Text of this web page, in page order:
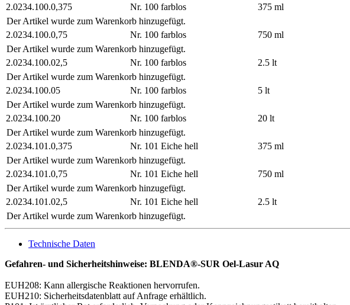
2.0234.100.0,375
Nr. 100 farblos 375 ml
Der Artikel wurde zum Warenkorb hinzugefügt.
2.0234.100.0,75
Nr. 100 farblos 750 ml
Der Artikel wurde zum Warenkorb hinzugefügt.
2.0234.100.02,5
Nr. 100 farblos 2.5 lt
Der Artikel wurde zum Warenkorb hinzugefügt.
2.0234.100.05
Nr. 100 farblos 5 lt
Der Artikel wurde zum Warenkorb hinzugefügt.
2.0234.100.20
Nr. 100 farblos 20 lt
Der Artikel wurde zum Warenkorb hinzugefügt.
2.0234.101.0,375
Nr. 101 Eiche hell 375 ml
Der Artikel wurde zum Warenkorb hinzugefügt.
2.0234.101.0,75
Nr. 101 Eiche hell 750 ml
Der Artikel wurde zum Warenkorb hinzugefügt.
2.0234.101.02,5
Nr. 101 Eiche hell 2.5 lt
Der Artikel wurde zum Warenkorb hinzugefügt.
Technische Daten
Gefahren- und Sicherheitshinweise: BLENDA®-SUR Oel-Lasur AQ
EUH208: Kann allergische Reaktionen hervorrufen.
EUH210: Sicherheitsdatenblatt auf Anfrage erhältlich.